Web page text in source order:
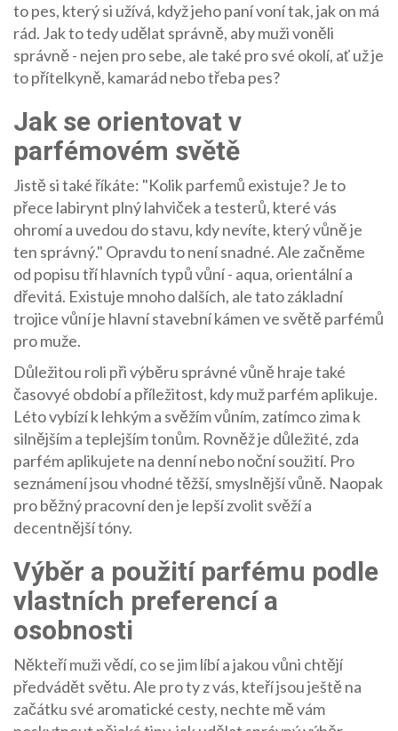
to pes, který si užívá, když jeho paní voní tak, jak on má
rád. Jak to tedy udělat správně, aby muži voněli
správně - nejen pro sebe, ale také pro své okolí, ať už je
to přítelkyně, kamarád nebo třeba pes?
Jak se orientovat v
parfémovém světě
Jistě si také říkáte: "Kolik parfemů existuje? Je to
přece labirynt plný lahviček a testerů, které vás
ohromí a uvedou do stavu, kdy nevíte, který vůně je
ten správný." Opravdu to není snadné. Ale začněme
od popisu tří hlavních typů vůní - aqua, orientální a
dřevitá. Existuje mnoho dalších, ale tato základní
trojice vůní je hlavní stavební kámen ve světě parfémů
pro muže.
Důležitou roli při výběru správné vůně hraje také
časovyé období a příležitost, kdy muž parfém aplikuje.
Léto vybízí k lehkým a svěžím vůním, zatímco zima k
silnějším a teplejším tonům. Rovněž je důležité, zda
parfém aplikujete na denní nebo noční soužití. Pro
seznámení jsou vhodné těžší, smyslnější vůně. Naopak
pro běžný pracovní den je lepší zvolit svěží a
decentnější tóny.
Výběr a použití parfému podle
vlastních preferencí a
osobnosti
Někteří muži vědí, co se jim líbí a jakou vůni chtějí
předvádět světu. Ale pro ty z vás, kteří jsou ještě na
začátku své aromatické cesty, nechte mě vám